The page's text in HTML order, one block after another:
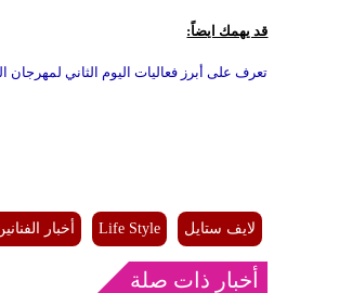
قد يهمك ايضاً:
تعرف على أبرز فعاليات اليوم الثاني لمهرجان
لايف ستايل Life Style أخبار
أخبار ذات صلة